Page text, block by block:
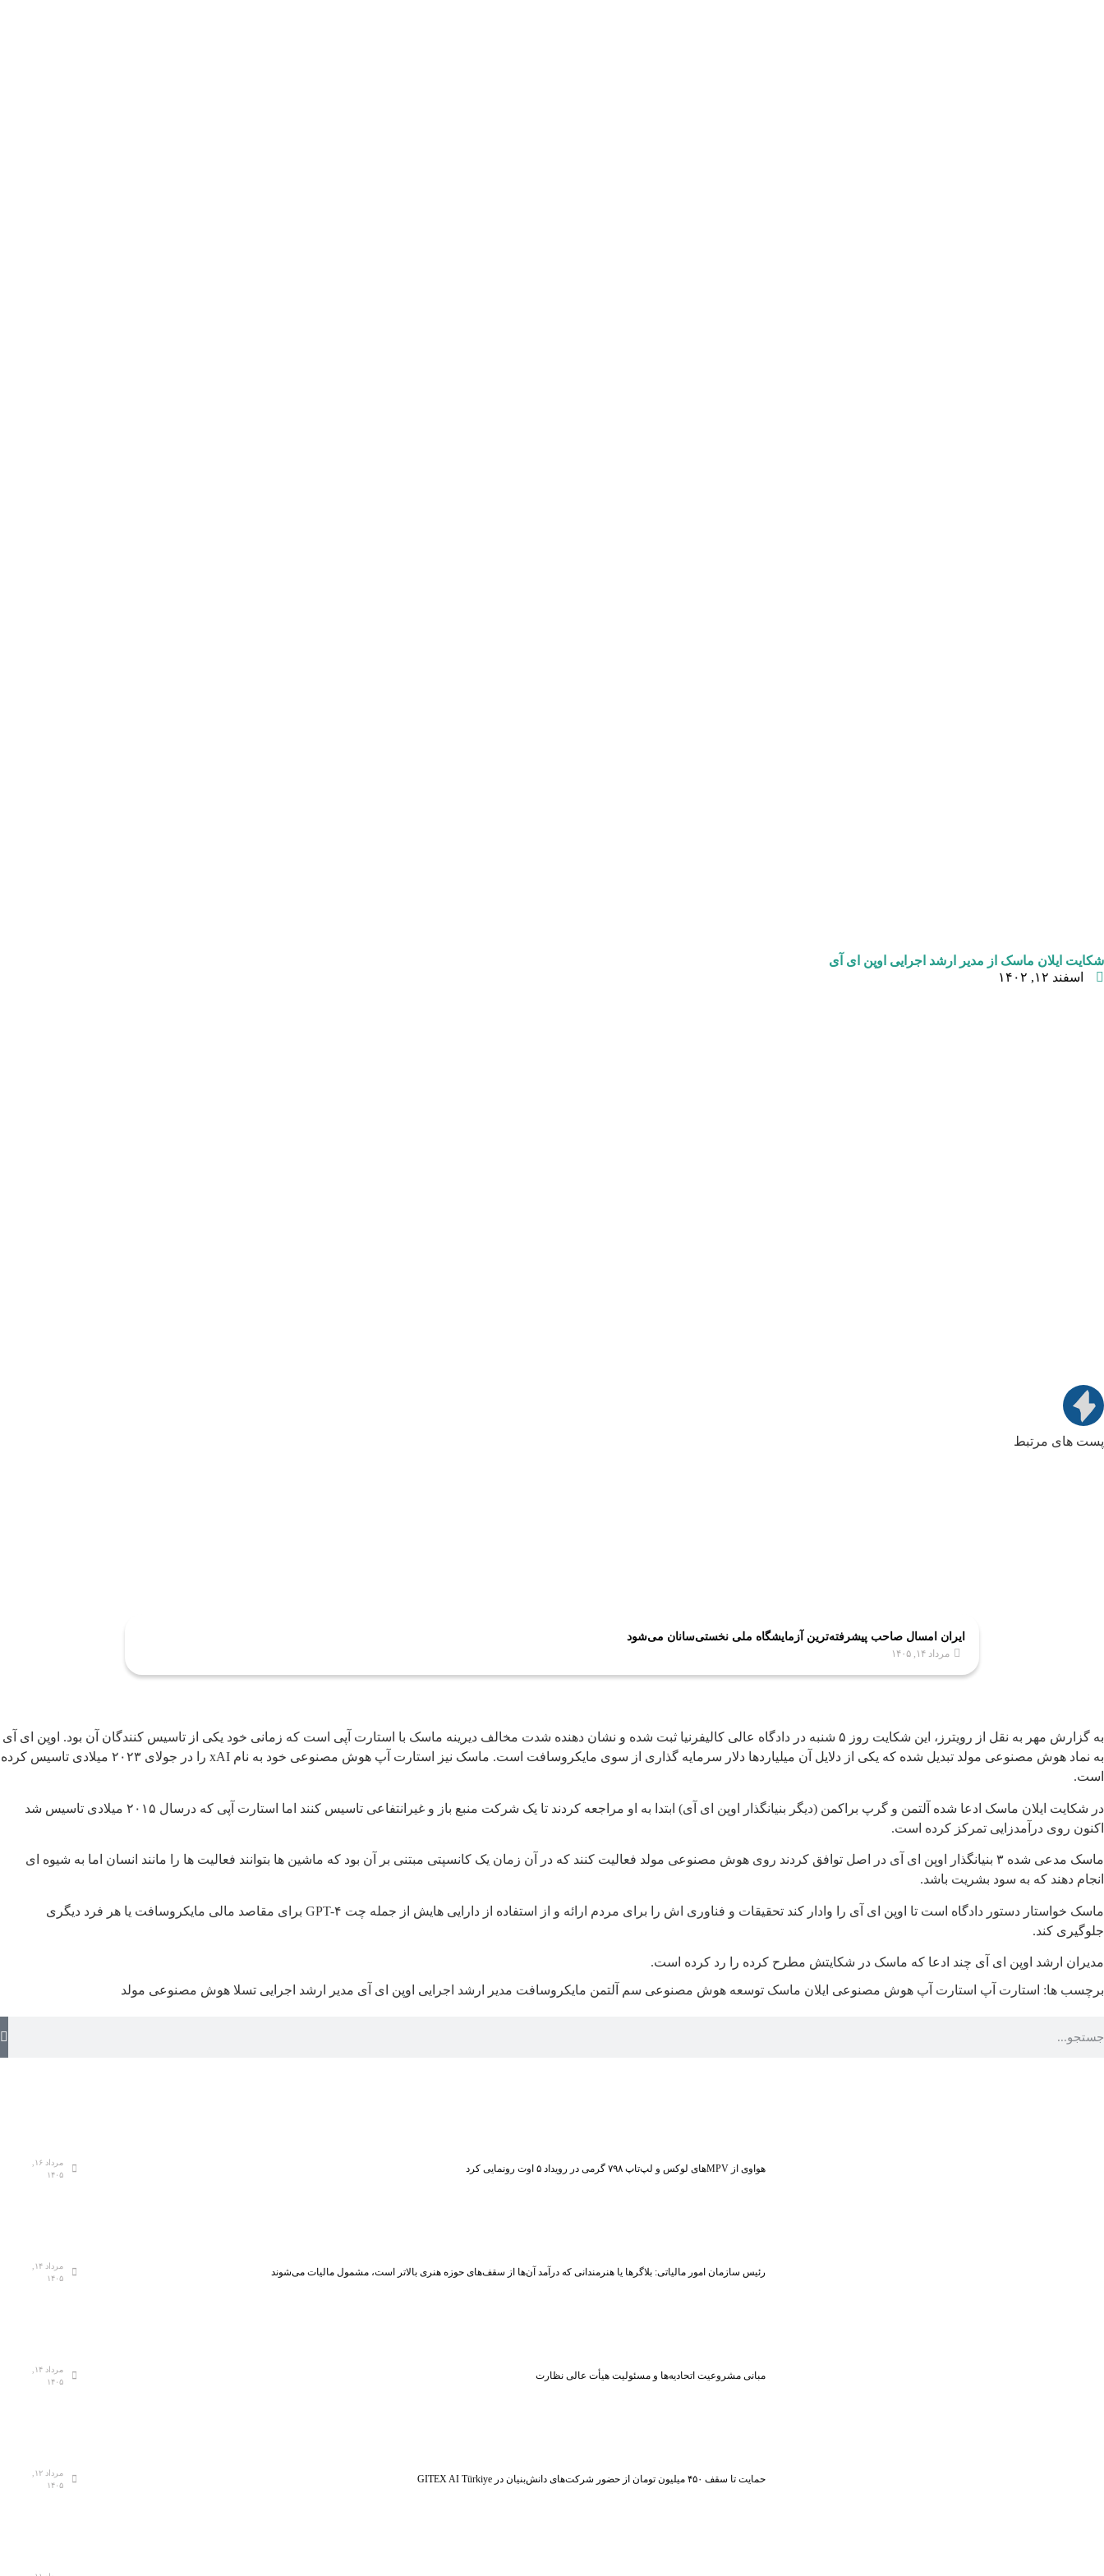
شکایت ایلان ماسک از مدیر ارشد اجرایی اوپن ای آی
اسفند ۱۲, ۱۴۰۲
پست های مرتبط
ایران امسال صاحب پیشرفته‌ترین آزمایشگاه ملی نخستی‌سانان می‌شود
مرداد ۱۴, ۱۴۰۵
به گزارش مهر به نقل از رویترز، این شکایت روز ۵ شنبه در دادگاه عالی کالیفرنیا ثبت شده و نشان دهنده شدت مخالف دیرینه ماسک با استارت آپی است که زمانی خود یکی از تاسیس کنندگان آن بود. اوپن ای آی
به نماد هوش مصنوعی مولد تبدیل شده که یکی از دلایل آن میلیاردها دلار سرمایه گذاری از سوی مایکروسافت است. ماسک نیز استارت آپ هوش مصنوعی خود به نام xAI را در جولای ۲۰۲۳ میلادی تاسیس کرده
است.
در شکایت ایلان ماسک ادعا شده آلتمن و گرپ براکمن (دیگر بنیانگذار اوپن ای آی) ابتدا به او مراجعه کردند تا یک شرکت منبع باز و غیرانتفاعی تاسیس کنند اما استارت آپی که درسال ۲۰۱۵ میلادی تاسیس شد
اکنون روی درآمدزایی تمرکز کرده است.
ماسک مدعی شده ۳ بنیانگذار اوپن ای آی در اصل توافق کردند روی هوش مصنوعی مولد فعالیت کنند که در آن زمان یک کانسپتی مبتنی بر آن بود که ماشین ها بتوانند فعالیت ها را مانند انسان اما به شیوه ای
انجام دهند که به سود بشریت باشد.
ماسک خواستار دستور دادگاه است تا اوپن ای آی را وادار کند تحقیقات و فناوری اش را برای مردم ارائه و از استفاده از دارایی هایش از جمله چت GPT-۴ برای مقاصد مالی مایکروسافت یا هر فرد دیگری
جلوگیری کند.
مدیران ارشد اوپن ای آی چند ادعا که ماسک در شکایتش مطرح کرده را رد کرده است.
برچسب ها: استارت آپ استارت آپ هوش مصنوعی ایلان ماسک توسعه هوش مصنوعی سم آلتمن مایکروسافت مدیر ارشد اجرایی اوپن ای آی مدیر ارشد اجرایی تسلا هوش مصنوعی مولد
هواوی از MPVهای لوکس و لپ‌تاپ ۷۹۸ گرمی در رویداد ۵ اوت رونمایی کرد
۱۴۰۵
رئیس سازمان امور مالیاتی: بلاگر‌ها یا هنرمندانی که درآمد آن‌ها از سقف‌های حوزه هنری بالاتر است، مشمول مالیات می‌شوند
۱۴۰۵
مبانی مشروعیت اتحادیه‌ها و مسئولیت هیأت عالی نظارت
۱۴۰۵
حمایت تا سقف ۴۵۰ میلیون تومان از حضور شرکت‌های دانش‌بنیان در GITEX AI Türkiye
۱۴۰۵